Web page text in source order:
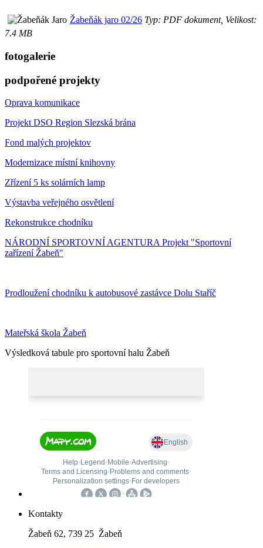
Žabeňák jaro 02/26 Typ: PDF dokument, Velikost:
7.4 MB
fotogalerie
podpořené projekty
Oprava komunikace
Projekt DSO Region Slezská brána
Fond malých projektov
Modernizace místní knihovny
Zřízení 5 ks solárních lamp
Výstavba veřejného osvětlení
Rekonstrukce chodníku
NÁRODNÍ SPORTOVNÍ AGENTURA Projekt "Sportovní
zařízení Žabeň"
Prodloužení chodníku k autobusové zastávce Dolu Staříč
Mateřská škola Žabeň
Výsledková tabule pro sportovní halu Žabeň
Kontakty
Žabeň 62, 739 25 Žabeň